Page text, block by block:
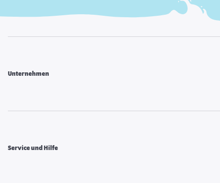
Unternehmen
Service und Hilfe